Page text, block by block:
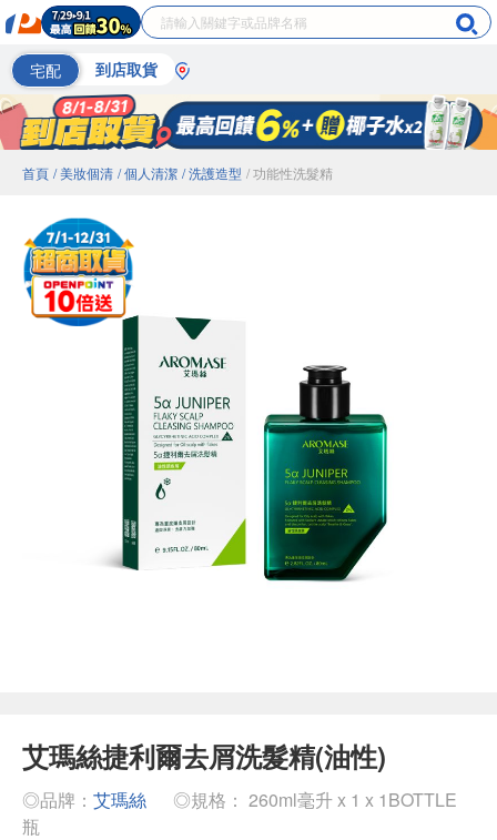
宅配 到店取貨
首頁 / 美妝個清 / 個人清潔 / 洗護造型 / 功能性洗髮精
艾瑪絲捷利爾去屑洗髮精(油性)
◎品牌： 艾瑪絲
◎規格： 260ml毫升 x 1 x 1BOTTLE
瓶